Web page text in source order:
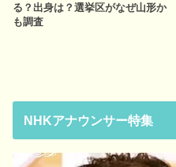
る？出身は？選挙区がなぜ山形か
も調査
NHKアナウンサー特集